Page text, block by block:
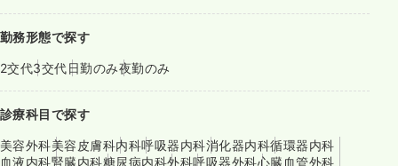
勤務形態で探す
2交代3交代日勤のみ夜勤のみ
診療科目で探す
美容外科美容皮膚科内科呼吸器内科消化器内科循環器内科
血液内科腎臓内科糖尿病内科外科呼吸器外科心臓血管外科